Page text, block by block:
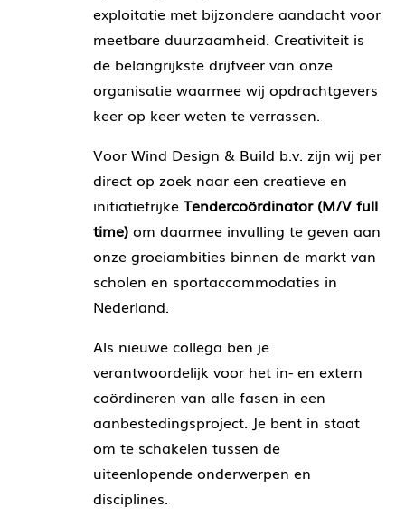
exploitatie met bijzondere aandacht voor
meetbare duurzaamheid. Creativiteit is
de belangrijkste drijfveer van onze
organisatie waarmee wij opdrachtgevers
keer op keer weten te verrassen.
Voor Wind Design & Build b.v. zijn wij per
direct op zoek naar een creatieve en
initiatiefrijke Tendercoördinator (M/V full
time) om daarmee invulling te geven aan
onze groeiambities binnen de markt van
scholen en sportaccommodaties in
Nederland.
Als nieuwe collega ben je
verantwoordelijk voor het in- en extern
coördineren van alle fasen in een
aanbestedingsproject. Je bent in staat
om te schakelen tussen de
uiteenlopende onderwerpen en
disciplines.